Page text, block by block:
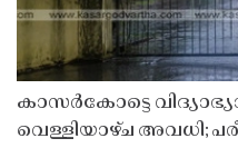
കാസർകോട്ടെ
വെള്ളിയാഴ്ച അവധി;